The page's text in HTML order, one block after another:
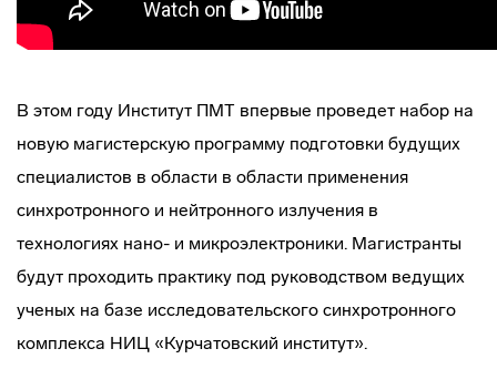
В этом году Институт ПМТ впервые проведет набор на
новую магистерскую программу подготовки будущих
специалистов в области в области применения
синхротронного и нейтронного излучения в
технологиях нано- и микроэлектроники. Магистранты
будут проходить практику под руководством ведущих
ученых на базе исследовательского синхротронного
комплекса НИЦ «Курчатовский институт».